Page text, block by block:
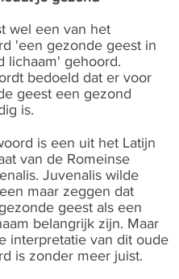
wel een van het
'een gezonde geest in
lichaam' gehoord.
bedoeld dat er voor
geest een gezond
is.
is een uit het Latijn
van de Romeinse
Juvenalis wilde
maar zeggen dat
geest als een
belangrijk zijn. Maar
interpretatie van dit oude
is zonder meer juist.